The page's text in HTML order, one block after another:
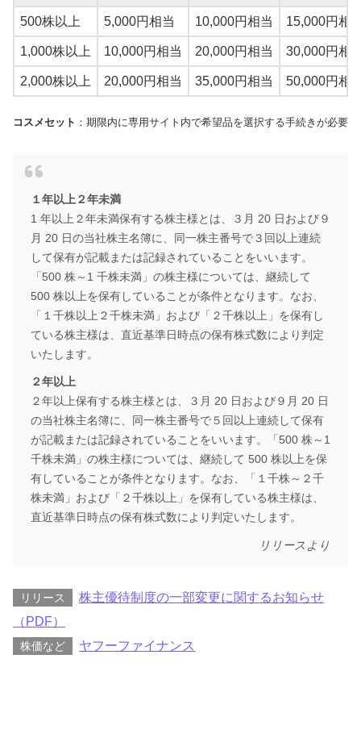
500株以上 5,000円相当 10,000円相当 15,000円相
1,000株以上 10,000円相当 20,000円相当 30,000円相
2,000株以上 20,000円相当 35,000円相当 50,000円相
コスメセット ：期限内に専用サイト内で希望品を選択する手続きが必要
１年以上２年未満
1 年以上２年未満保有する株主様とは、３月 20 日および９
月 20 日の当社株主名簿に、同一株主番号で３回以上連続
して保有が記載または記録されていることをいいます。
「500 株～1 千株未満」の株主様については、継続して
500 株以上を保有していることが条件となります。なお、
「１千株以上２千株未満」および「２千株以上」を保有し
ている株主様は、直近基準日時点の保有株式数により判定
いたします。
２年以上
２年以上保有する株主様とは、３月 20 日および９月 20 日
の当社株主名簿に、同一株主番号で５回以上連続して保有
が記載または記録されていることをいいます。「500 株～1
千株未満」の株主様については、継続して 500 株以上を保
有していることが条件となります。なお、「１千株～２千
株未満」および「２千株以上」を保有している株主様は、
直近基準日時点の保有株式数により判定いたします。
リリースより
リリース
株主優待制度の一部変更に関するお知らせ
（PDF）
株価など ヤフーファイナンス